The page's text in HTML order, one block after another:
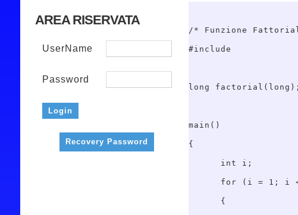
AREA RISERVATA
UserName
Password
Recovery Password
/* Funzione
#include
long factorial(long);
main()
{
      int i;
for (i = 1; i
      {